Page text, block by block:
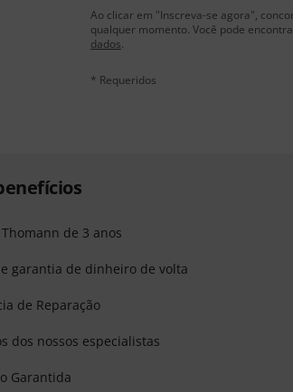
Ao clicar em "Inscreva-se agora",
qualquer momento. Você pode
dados.
* Requeridos
de 3 anos
garantia de dinheiro de volta
de Reparação
dos nossos especialistas
Garantida